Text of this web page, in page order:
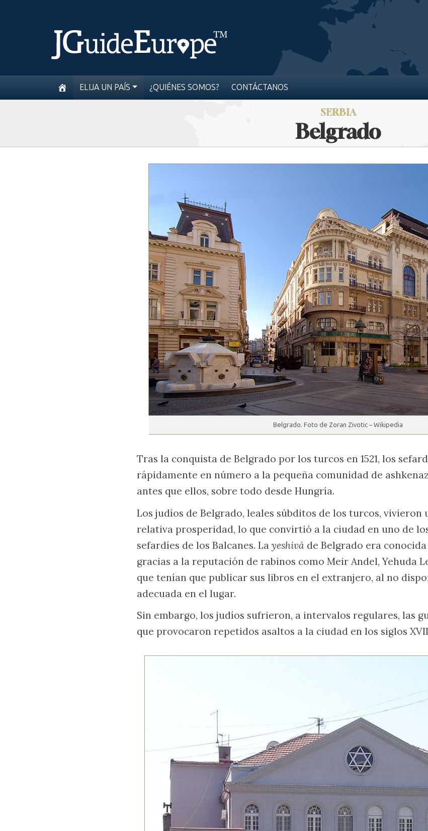
ELIJA UN PAÍS ¿QUIÉNES SOMOS? CONTÁCTANOS
SERBIA
Belgrado
Belgrado. Foto de Zoran Zivotic – Wikipedia
Tras la conquista de Belgrado por los turcos en 1521, los
rápidamente en número a la pequeña comunidad de
antes que ellos, sobre todo desde Hungría.
Los judíos de Belgrado, leales súbditos de los turcos, vivieron
relativa prosperidad, lo que convirtió a la ciudad en uno de
sefardíes de los Balcanes. La yeshivá de Belgrado era
gracias a la reputación de rabinos como Meir Andel, Yehuda
que tenían que publicar sus libros en el extranjero, al no
adecuada en el lugar.
Sin embargo, los judíos sufrieron, a intervalos regulares, las
que provocaron repetidos asaltos a la ciudad en los siglos